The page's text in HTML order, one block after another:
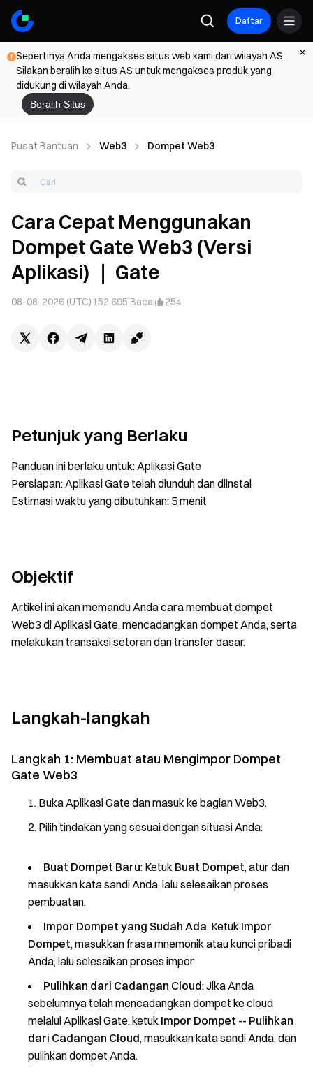
Daftar
Sepertinya Anda mengakses situs web kami dari wilayah AS.
Silakan beralih ke situs AS untuk mengakses produk yang
didukung di wilayah Anda.
Beralih Situs
Pusat Bantuan Web3 Dompet Web3
Cara Cepat Menggunakan
Dompet Gate Web3 (Versi
Aplikasi) ｜ Gate
08-08-2026 (UTC) 152.695 Baca 254
Petunjuk yang Berlaku
Panduan ini berlaku untuk: Aplikasi Gate
Persiapan: Aplikasi Gate telah diunduh dan diinstal
Estimasi waktu yang dibutuhkan: 5 menit
Objektif
Artikel ini akan memandu Anda cara membuat dompet
Web3 di Aplikasi Gate, mencadangkan dompet Anda, serta
melakukan transaksi setoran dan transfer dasar.
Langkah-langkah
Langkah 1: Membuat atau Mengimpor Dompet
Gate Web3
Buka Aplikasi Gate dan masuk ke bagian Web3.
Pilih tindakan yang sesuai dengan situasi Anda:
Buat Dompet Baru: Ketuk Buat Dompet, atur dan
masukkan kata sandi Anda, lalu selesaikan proses
pembuatan.
Impor Dompet yang Sudah Ada: Ketuk Impor
Dompet, masukkan frasa mnemonik atau kunci pribadi
Anda, lalu selesaikan proses impor.
Pulihkan dari Cadangan Cloud: Jika Anda
sebelumnya telah mencadangkan dompet ke cloud
melalui Aplikasi Gate, ketuk Impor Dompet -- Pulihkan
dari Cadangan Cloud, masukkan kata sandi Anda, dan
pulihkan dompet Anda.